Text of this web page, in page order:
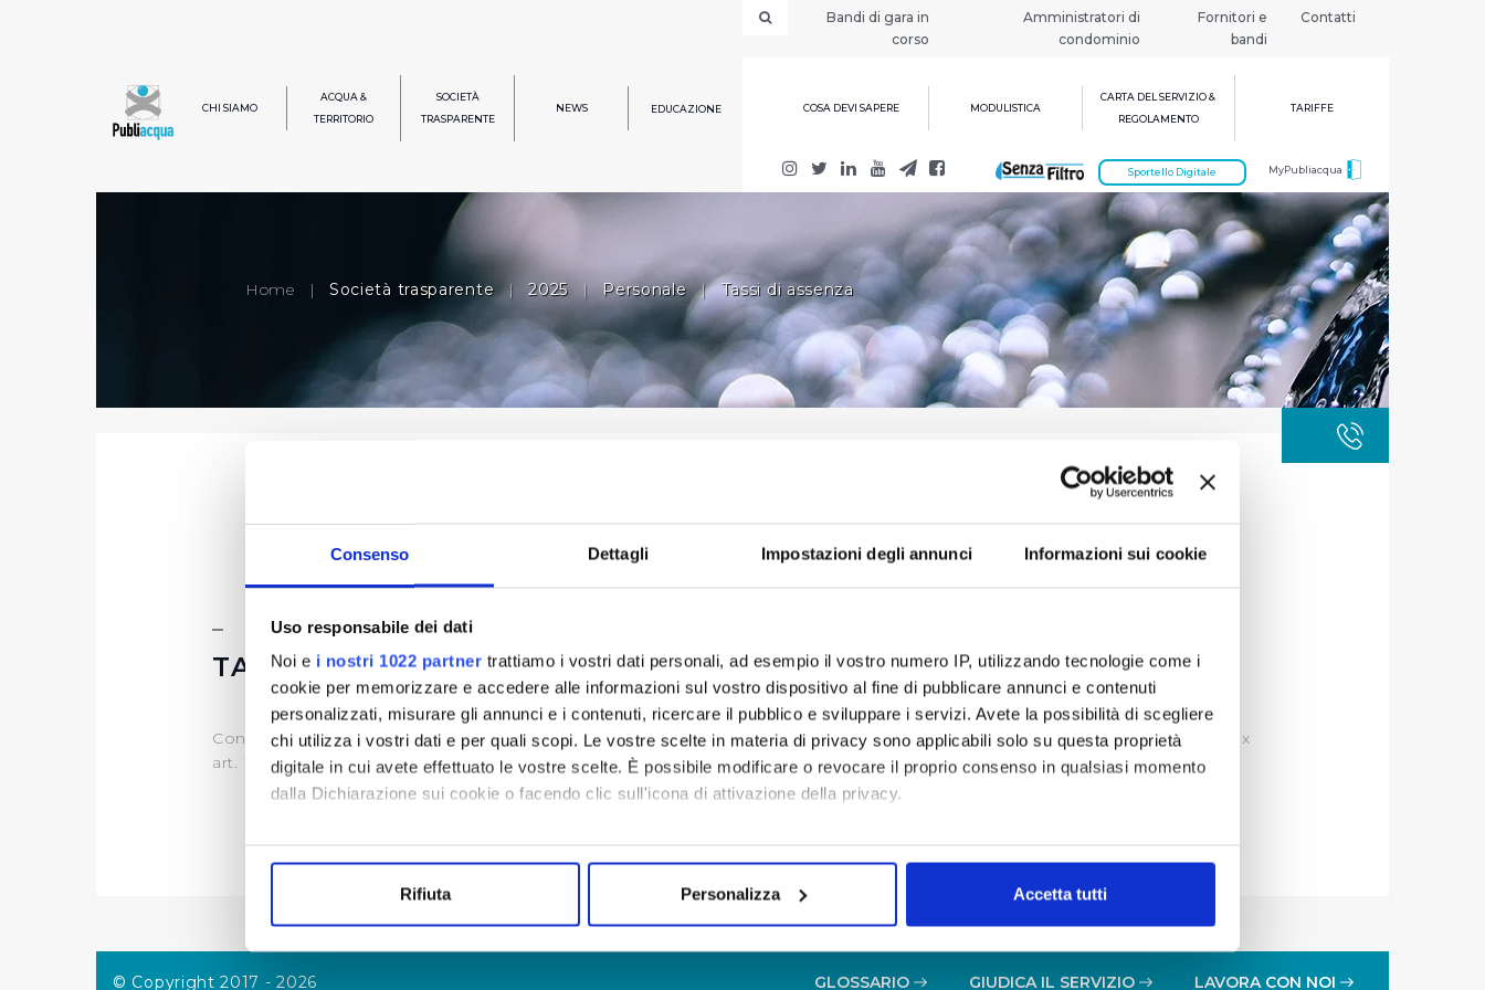
Consenso Dettagli Impostazioni degli annunci Informazioni sui cookie
Uso responsabile dei dati
Noi e i nostri 1022 partner trattiamo i vostri dati personali, ad esempio il vostro numero IP, utilizzando tecnologie come i
cookie per memorizzare e accedere alle informazioni sul vostro dispositivo al fine di pubblicare annunci e contenuti
personalizzati, misurare gli annunci e i contenuti, ricercare il pubblico e sviluppare i servizi. Avete la possibilità di scegliere
chi utilizza i vostri dati e per quali scopi. Le vostre scelte in materia di privacy sono applicabili solo su questa proprietà
digitale in cui avete effettuato le vostre scelte. È possibile modificare o revocare il proprio consenso in qualsiasi momento
dalla Dichiarazione sui cookie o facendo clic sull'icona di attivazione della privacy.
Identificare il tuo dispositivo, scansionandolo attivamente alla ricerca di caratteristiche specifiche (impronte
digitali).
Rifiuta Personalizza Accetta tutti
Bandi di gara in
corso
Amministratori di
condominio
Fornitori e
bandi
Contatti
CHI SIAMO
ACQUA &
TERRITORIO
SOCIETÀ
TRASPARENTE
NEWS EDUCAZIONE COSA DEVI SAPERE MODULISTICA
CARTA DEL SERVIZIO &
REGOLAMENTO
TARIFFE
MyPubliacqua
Sportello Digitale
Home | Società trasparente | 2025 | Personale | Tassi di assenza
Data pubblicazione: 03.04.2025
TASSI DI ASSENZA
Contenuti non soggetti a pubblicazione per società partecipate non soggette al controllo di amministrazioni pubbliche, ex
art. 2 bis, comma 3 del D.Lgs 33/2013
© Copyright 2017 - 2026 GLOSSARIO GIUDICA IL SERVIZIO LAVORA CON NOI